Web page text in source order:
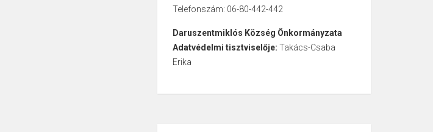
Telefonszám: 06-80-442-442
Daruszentmiklós Község Önkormányzata
Adatvédelmi tisztviselője: Takács-Csaba
Erika